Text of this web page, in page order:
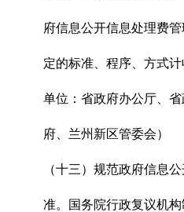
府信息公开信息处理费
定的标准、程序、方式
单位：省政府办公厅、
府、兰州新区管委会）
（十三）规范政府信息
准。国务院行政复议机